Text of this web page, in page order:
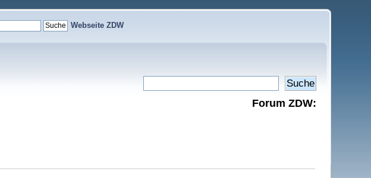
Webseite ZDW
Forum ZDW: